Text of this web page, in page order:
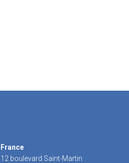
France
12 boulevard Saint-Martin